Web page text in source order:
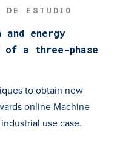
ESTUDIO
energy
of a three-phase
to obtain new
online Machine
use case.